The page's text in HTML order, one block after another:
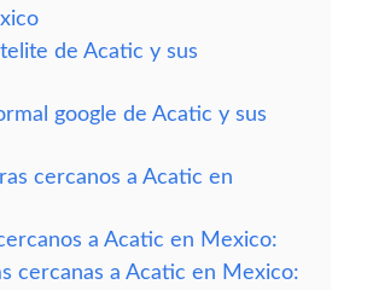
de Acatic y sus
google de Acatic y sus
cercanos a Acatic en
a Acatic en Mexico:
cercanas a Acatic en Mexico: